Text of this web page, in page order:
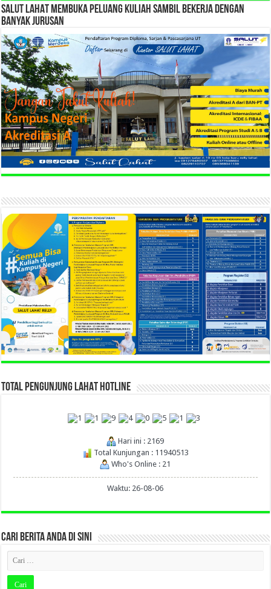
SALUT LAHAT MEMBUKA PELUANG KULIAH SAMBIL BEKERJA DENGAN
BANYAK JURUSAN
TOTAL PENGUNJUNG LAHAT HOTLINE
Hari ini : 2169
Total Kunjungan : 11940513
Who's Online : 21
Waktu: 26-08-06
CARI BERITA ANDA DI SINI